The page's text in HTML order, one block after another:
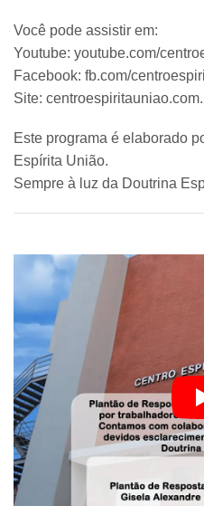
Você pode assistir em:
Youtube: youtube.com/
Facebook: fb.com/
Site:
Este programa é elaborado
Espírita União.
Sempre à luz da Doutrina